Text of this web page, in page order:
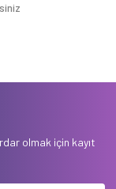
olmak için kayıt